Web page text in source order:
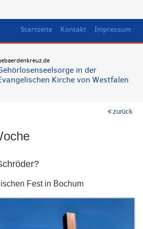
Startseite Kontakt Impressum
in der
Kirche von Westfalen
zurück
Fest in Bochum